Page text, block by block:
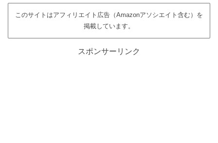
このサイトはアフィリエイト広告（Amazonアソシエイト含む）を
掲載しています。
スポンサーリンク